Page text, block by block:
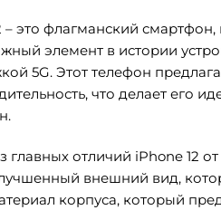
– это флагманский
элемент в истории
5G. Этот телефон
что делает его
главных отличий iPhone 12
внешний вид,
корпуса, который